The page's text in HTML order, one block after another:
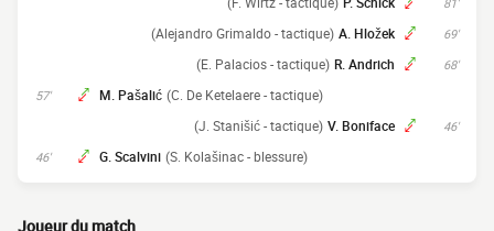
69'
A. Hložek
(Alejandro Grimaldo - tactique)
68'
R. Andrich
(E. Palacios - tactique)
57' M. Pašalić (C. De Ketelaere - tactique)
46'
V. Boniface
(J. Stanišić - tactique)
46' G. Scalvini (S. Kolašinac - blessure)
Joueur du match